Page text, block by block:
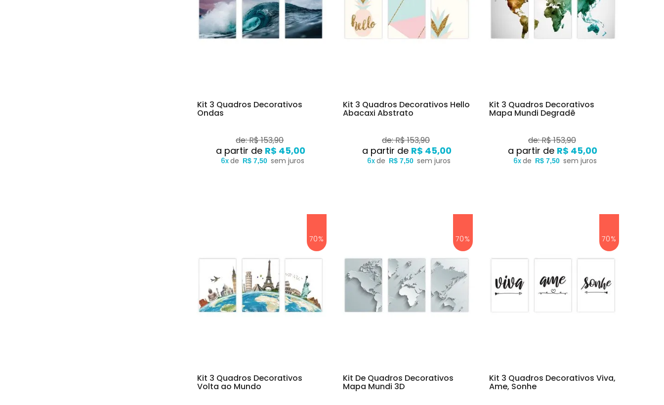
Kit 3 Quadros Decorativos
Ondas
de: R$ 153,90
R$ 45,00
6xde R$ 7,50 sem juros
Kit 3 Quadros Decorativos Hello
Abacaxi Abstrato
de: R$ 153,90
R$ 45,00
6xde R$ 7,50 sem juros
Kit 3 Quadros Decorativos
Mapa Mundi Degradê
de: R$ 153,90
R$ 45,00
6xde R$ 7,50 sem juros
70%
Kit 3 Quadros Decorativos
Volta ao Mundo
70%
Kit De Quadros Decorativos
Mapa Mundi 3D
70%
Kit 3 Quadros Decorativos Viva,
Ame, Sonhe